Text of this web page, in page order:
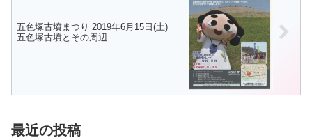
五色塚古墳まつり 2019年6月15日(土)
五色塚古墳とその周辺
最近の投稿